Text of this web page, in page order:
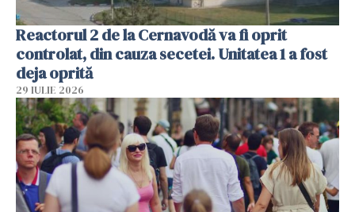
Reactorul 2 de la Cernavodă va fi oprit
controlat, din cauza secetei. Unitatea 1 a fost
deja oprită
29 IULIE 2026